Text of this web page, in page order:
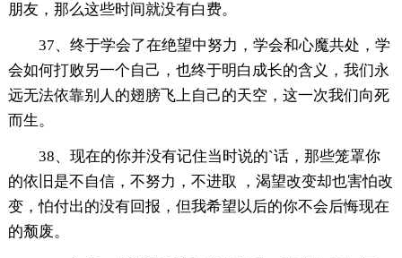
朋友，那么这些时间就没有白费。
37、终于学会了在绝望中努力，学会和心魔共处，学
会如何打败另一个自己，也终于明白成长的含义，我们永
远无法依靠别人的翅膀飞上自己的天空，这一次我们向死
而生。
38、现在的你并没有记住当时说的`话，那些笼罩你
的依旧是不自信，不努力，不进取 ，渴望改变却也害怕改
变，怕付出的没有回报，但我希望以后的你不会后悔现在
的颓废。